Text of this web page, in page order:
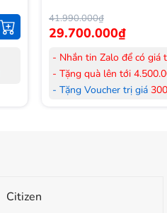
41.990.000₫
29.700.000₫
- Nhắn tin Zalo để có giá
- Tặng quà lên tới
- Tặng Voucher trị giá
Citizen